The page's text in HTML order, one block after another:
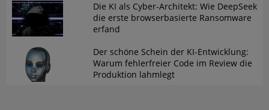
Die KI als Cyber-Architekt: Wie DeepSeek
die erste browserbasierte Ransomware
erfand
Der schöne Schein der KI-Entwicklung:
Warum fehlerfreier Code im Review die
Produktion lahmlegt